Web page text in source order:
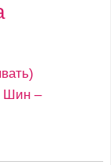
Шин –